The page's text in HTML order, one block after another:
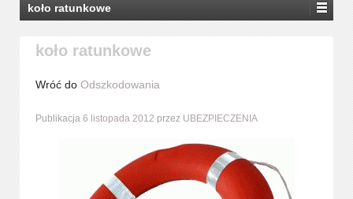
koło ratunkowe
koło ratunkowe
Wróć do Odszkodowania
Publikacja 6 listopada 2012 przez UBEZPIECZENIA